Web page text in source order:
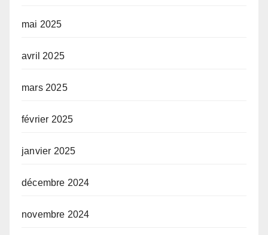
mai 2025
avril 2025
mars 2025
février 2025
janvier 2025
décembre 2024
novembre 2024